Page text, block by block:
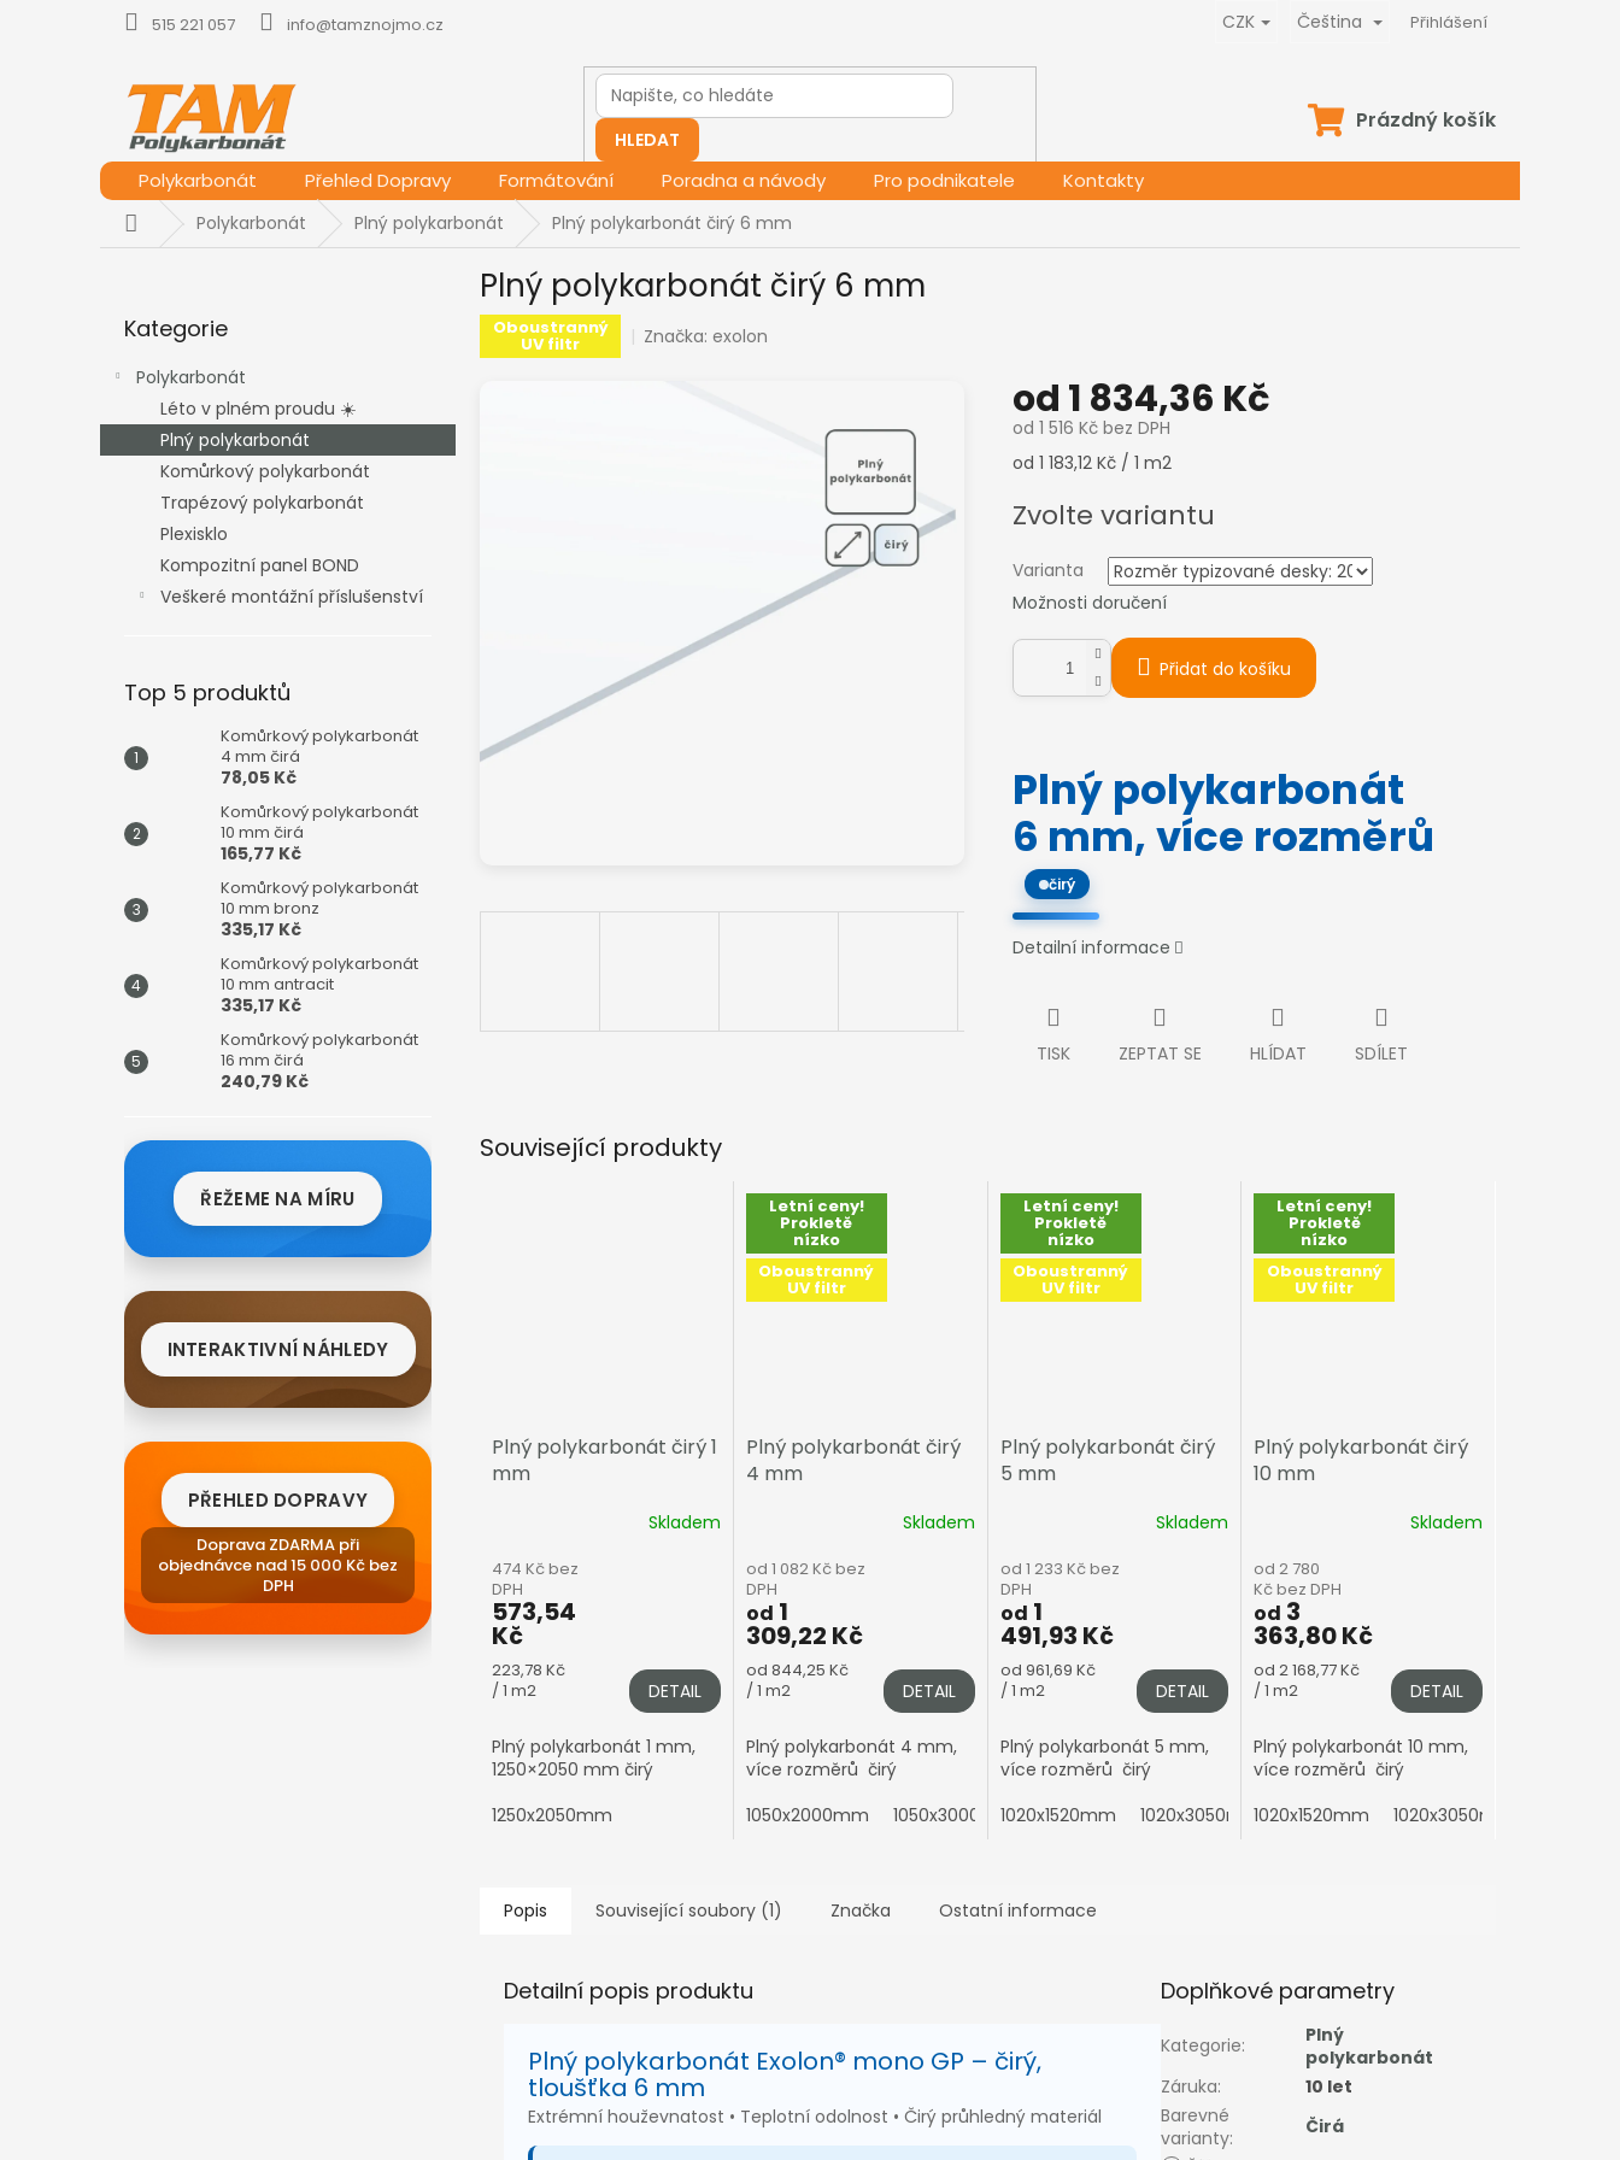
515 221 057 info@tamznojmo.cz CZK Čeština Přihlášení
HLEDAT
NÁKUPNÍ
Prázdný košík
Polykarbonát Přehled Dopravy Formátování Poradna a návody Pro podnikatele Kontakty
DomůPolykarbonát Plný polykarbonát Plný polykarbonát čirý 6 mm
n
kategorie
Kategorie
Polykarbonát
Léto v plném proudu ☀️
Plný polykarbonát
Komůrkový polykarbonát
Trapézový polykarbonát
Plexisklo
Kompozitní panel BOND
Veškeré montážní příslušenství
Top 5 produktů
Komůrkový polykarbonát
4 mm čirá
78,05 Kč
Komůrkový polykarbonát
10 mm čirá
165,77 Kč
Komůrkový polykarbonát
10 mm bronz
335,17 Kč
Komůrkový polykarbonát
10 mm antracit
335,17 Kč
Komůrkový polykarbonát
16 mm čirá
240,79 Kč
ŘEŽEME NA MÍRU
INTERAKTIVNÍ NÁHLEDY
PŘEHLED DOPRAVY
Doprava ZDARMA při
objednávce nad 15 000 Kč bez
DPH
Plný polykarbonát čirý 6 mm
Oboustranný
UV filtr Značka: exolon
od 1 834,36 Kč
od 1 516 Kčbez DPH
Měrná
od 1 183,12 Kč / 1 m2
Zvolte variantu
Varianta
Možnosti doručení
Přidat do košíku
Plný polykarbonát
6 mm, více rozměrů
čirý
Detailní informace
TISK ZEPTAT SE HLÍDAT SDÍLET
Související produkty
Plný polykarbonát čirý 1
mm
Skladem
474 Kč bez
DPH
573,54
Kč
Měrná
cena:
223,78 Kč
/ 1 m2
DETAIL
Plný polykarbonát 1 mm,
1250×2050 mm čirý
1250x2050mm
Letní ceny!
Prokletě
nízko
Oboustranný
UV filtr
Plný polykarbonát čirý
4 mm
Skladem
od 1 082 Kč bez
DPH
od 1
309,22 Kč
Měrná
cena:
od 844,25 Kč
/ 1 m2
DETAIL
Plný polykarbonát 4 mm,
více rozměrů čirý
1050x2000mm
1050x3000mm 1050x4000mm 1050x6000mm 2100x2000mm
Letní ceny!
Prokletě
nízko
Oboustranný
UV filtr
Plný polykarbonát čirý
5 mm
Skladem
od 1 233 Kč bez
DPH
od 1
491,93 Kč
Měrná
cena:
od 961,69 Kč
/ 1 m2
DETAIL
Plný polykarbonát 5 mm,
více rozměrů čirý
1020x1520mm
1020x3050mm 2050x1010mm 2050x1520mm
Letní ceny!
Prokletě
nízko
Oboustranný
UV filtr
Plný polykarbonát čirý
10 mm
Skladem
od 2 780
Kč bez DPH
od 3
363,80 Kč
Měrná
cena:
od 2 168,77 Kč
/ 1 m2
DETAIL
Plný polykarbonát 10 mm,
více rozměrů čirý
1020x1520mm
1020x3050mm
Popis Související soubory (1) Značka Ostatní informace
Detailní popis produktu
Plný polykarbonát Exolon® mono GP – čirý,
tloušťka 6 mm
Extrémní houževnatost • Teplotní odolnost • Čirý průhledný materiál
Doplňkové parametry
Kategorie:
Plný
polykarbonát
Záruka:
10 let
Barevné
varianty:
Čirá